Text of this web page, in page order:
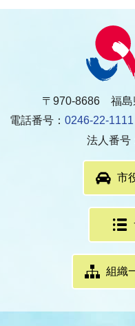
〒970-8686 福島
電話番号： 0246-22-1111
法人番号
市
組織